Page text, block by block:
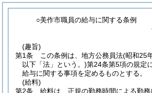
○美作市職員の給与に関する条例
(趣旨)
第1条
この条例は、地方公務員法(昭和25
以下「法」という。)第24条第5項の規定
給与に関する事項を定めるものとする。
(給料)
第2条
給料は、正規の勤務時間による勤